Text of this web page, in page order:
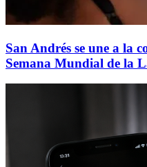
San Andrés se une a la
Semana Mundial de la